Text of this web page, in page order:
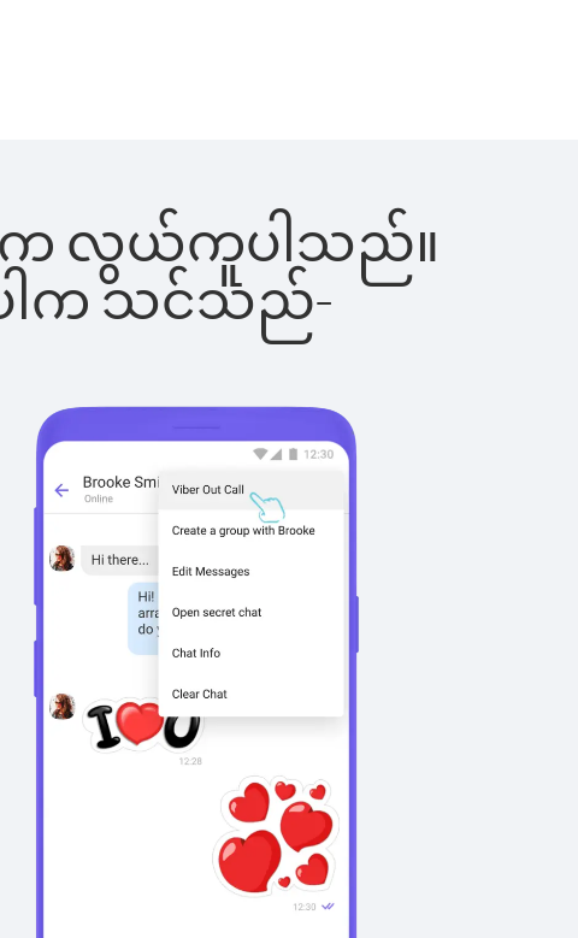
င်းက လွယ်ကူပါသည်။
ပါက သင်သည်-